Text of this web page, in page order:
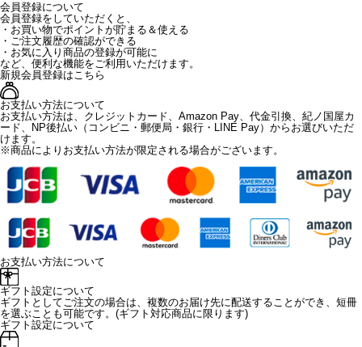
会員登録について
会員登録をしていただくと、
・お買い物でポイントが貯まる＆使える
・ご注文履歴の確認ができる
・お気に入り商品の登録が可能に
など、便利な機能をご利用いただけます。
新規会員登録はこちら
お支払い方法について
お支払い方法は、クレジットカード、Amazon Pay、代金引換、紀ノ国屋カ
ード、NP後払い（コンビニ・郵便局・銀行・LINE Pay）からお選びいただ
けます。
※商品によりお支払い方法が限定される場合がございます。
お支払い方法について
ギフト設定について
ギフトとしてご注文の場合は、複数のお届け先に配送することができ、短冊
を選ぶことも可能です。(ギフト対応商品に限ります)
ギフト設定について